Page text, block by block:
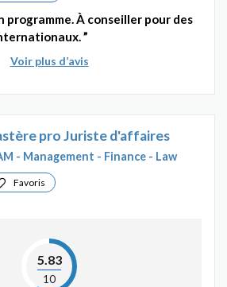
programme. À conseiller pour des
Voir plus d’avis
pro Juriste d'affaires
- Management - Finance - Law
Favoris
5.83
10